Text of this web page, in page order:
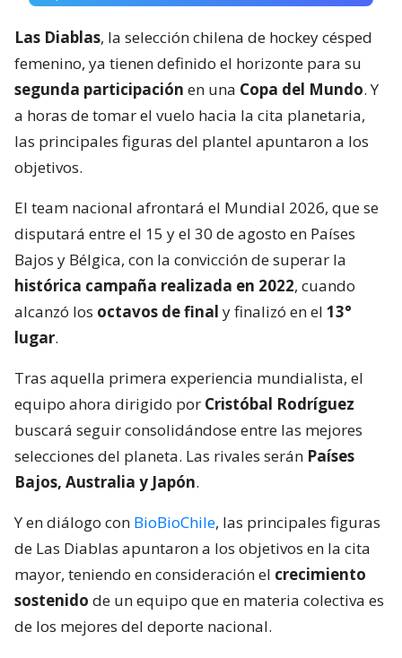
Las Diablas, la selección chilena de hockey césped
femenino, ya tienen definido el horizonte para su
segunda participación en una Copa del Mundo. Y
a horas de tomar el vuelo hacia la cita planetaria,
las principales figuras del plantel apuntaron a los
objetivos.
El team nacional afrontará el Mundial 2026, que se
disputará entre el 15 y el 30 de agosto en Países
Bajos y Bélgica, con la convicción de superar la
histórica campaña realizada en 2022, cuando
alcanzó los octavos de final y finalizó en el 13°
lugar.
Tras aquella primera experiencia mundialista, el
equipo ahora dirigido por Cristóbal Rodríguez
buscará seguir consolidándose entre las mejores
selecciones del planeta. Las rivales serán Países
Bajos, Australia y Japón.
Y en diálogo con BioBioChile, las principales figuras
de Las Diablas apuntaron a los objetivos en la cita
mayor, teniendo en consideración el crecimiento
sostenido de un equipo que en materia colectiva es
de los mejores del deporte nacional.